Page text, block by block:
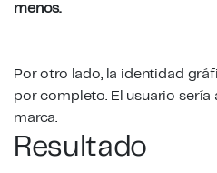
menos.
Por otro lado, la identidad
por completo. El usuario
marca.
Resultado